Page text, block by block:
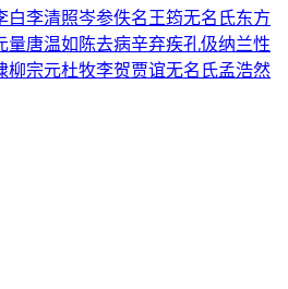
白李清照岑参佚名 王筠无名氏东方
量唐温如 陈去病辛弃疾孔伋纳兰性
柳宗元杜牧李贺贾谊无名氏孟浩然